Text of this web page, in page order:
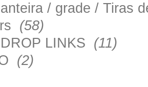
/ grade / Tiras
(58)
LINKS (11)
(2)